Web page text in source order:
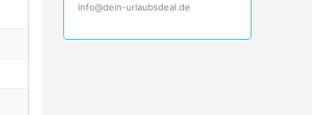
info@dein-urlaubsdeal.de